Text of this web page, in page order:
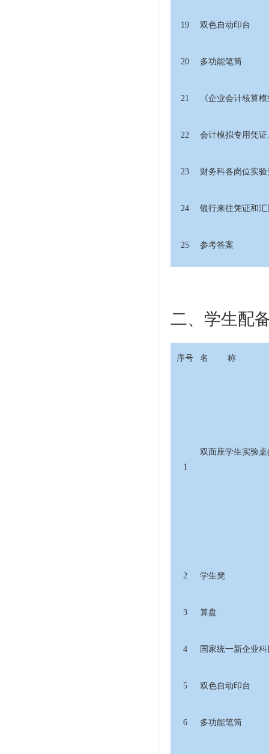
19 双色自动印台
20 多功能笔筒
21 《企业会计核算
22 会计模拟专用凭
23 财务科各岗位实验
24 银行来往凭证和汇
25 参考答案
二、学生配
序号 名 称
1
双面座学生实验
2 学生凳
3 算盘
4 国家统一新企业
5 双色自动印台
6 多功能笔筒